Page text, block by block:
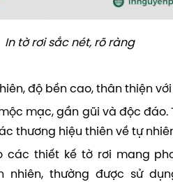
In tờ rơi sắc nét, rõ ràng
độ bền cao, thân thiện
mạc, gần gũi và độc đáo.
thương hiệu thiên về tự
các thiết kế tờ rơi mang
nhiên, thường được sử